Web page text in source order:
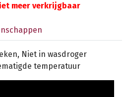
meer verkrijgbaar
Niet in wasdroger
temperatuur